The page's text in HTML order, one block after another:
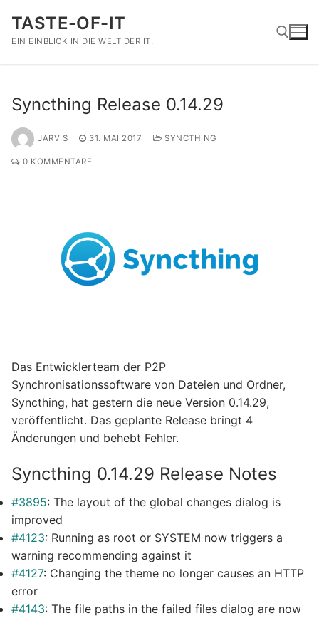
Inhalt
springen
TASTE-OF-IT
EIN EINBLICK IN DIE WELT DER IT.
Syncthing Release 0.14.29
JARVIS 31. MAI 2017 SYNCTHING
0 KOMMENTARE
Das Entwicklerteam der P2P
Synchronisationssoftware von Dateien und Ordner,
Syncthing, hat gestern die neue Version 0.14.29,
veröffentlicht. Das geplante Release bringt 4
Änderungen und behebt Fehler.
Syncthing 0.14.29 Release Notes
#3895: The layout of the global changes dialog is
improved
#4123: Running as root or SYSTEM now triggers a
warning recommending against it
#4127: Changing the theme no longer causes an HTTP
error
#4143: The file paths in the failed files dialog are now